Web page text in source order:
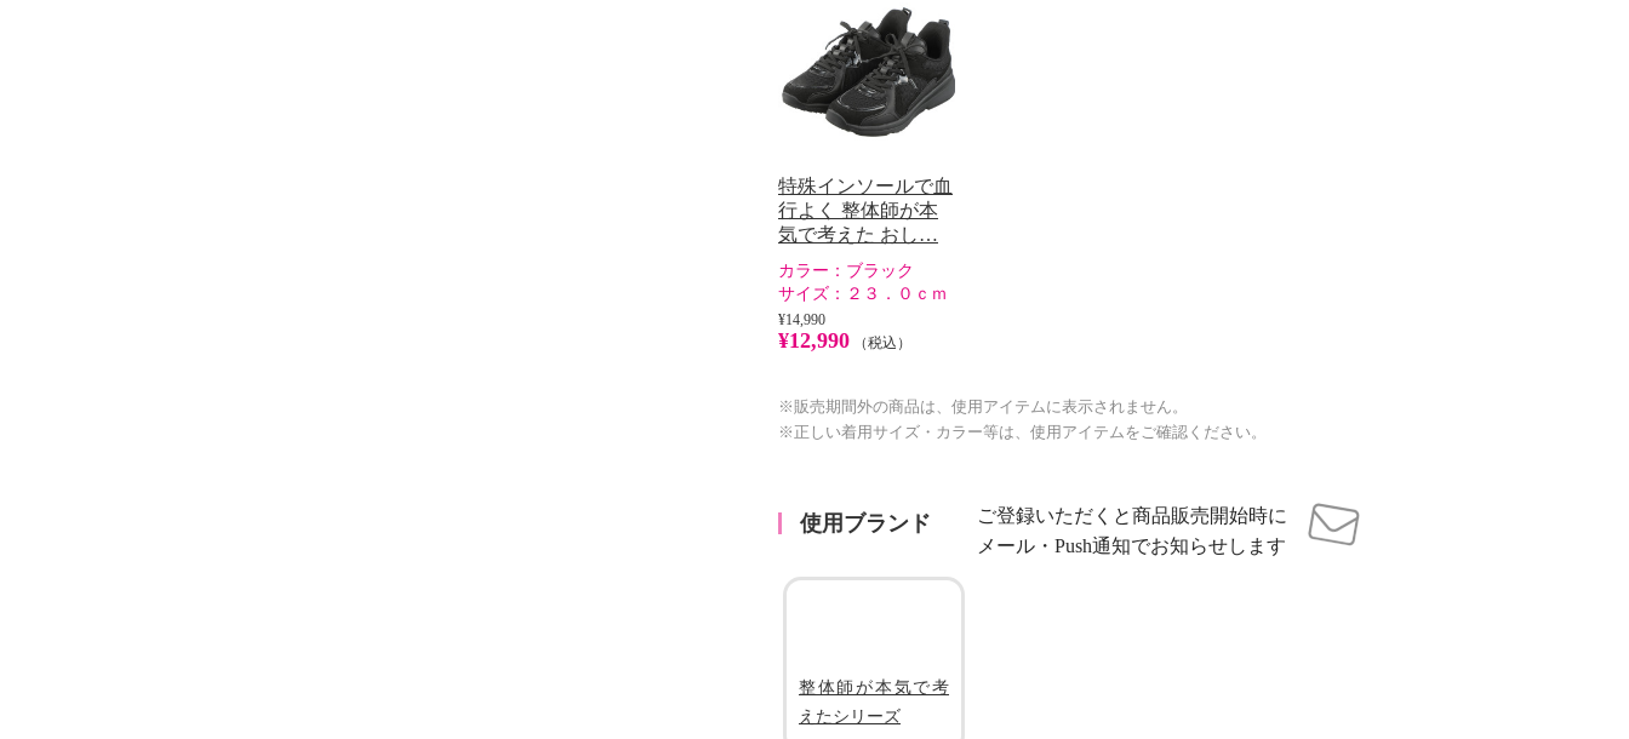
特殊インソールで血
行よく 整体師が本
気で考えた おし…
カラー： ブラック
サイズ： ２３．０ｃｍ
¥14,990
¥12,990 （税込）
※販売期間外の商品は、使用アイテムに表示されません。
※正しい着用サイズ・カラー等は、使用アイテムをご確認ください。
使用ブランド
ご登録いただくと商品販売開始時に
メール・Push通知でお知らせします
整体師が本気で考
えたシリーズ